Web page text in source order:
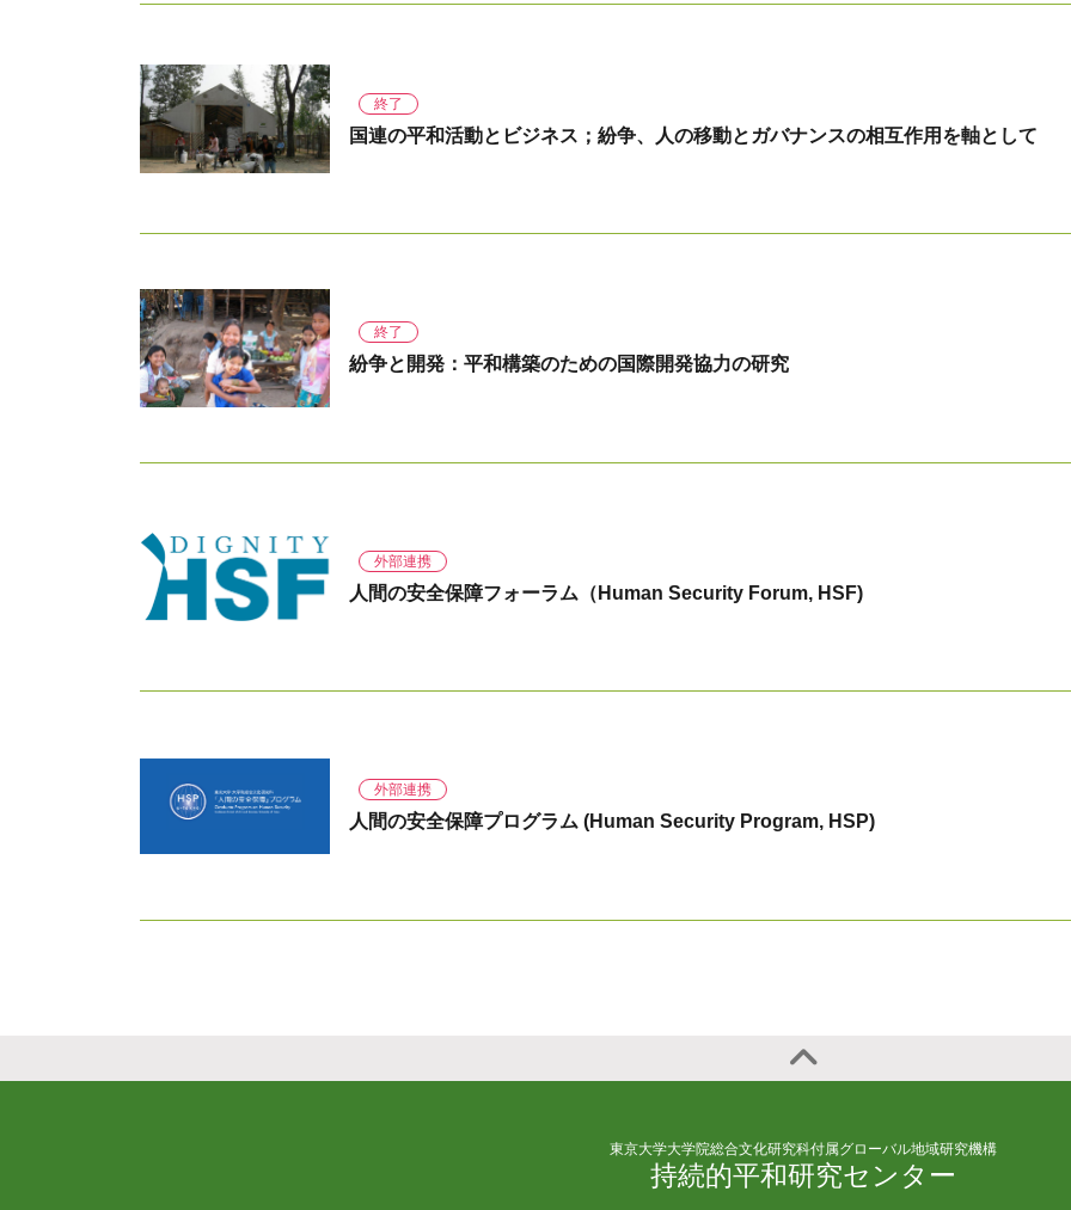
終了
国連の平和活動とビジネス；紛争、人の移動とガバナンスの相互作用を軸として
終了
紛争と開発：平和構築のための国際開発協力の研究
外部連携
人間の安全保障フォーラム（Human Security Forum, HSF)
外部連携
人間の安全保障プログラム (Human Security Program, HSP)
東京大学大学院総合文化研究科付属グローバル地域研究機構
持続的平和研究センター